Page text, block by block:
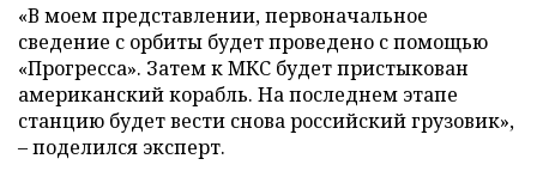
«В моем представлении, первоначальное
сведение с орбиты будет проведено с помощью
«Прогресса». Затем к МКС будет пристыкован
американский корабль. На последнем этапе
станцию будет вести снова российский грузовик»,
– поделился эксперт.